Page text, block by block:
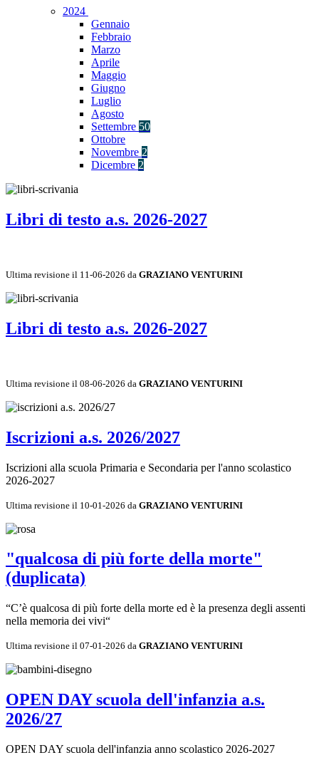
2024
Gennaio
Febbraio
Marzo
Aprile
Maggio
Giugno
Luglio
Agosto
Settembre 50
Ottobre
Novembre 2
Dicembre 2
Libri di testo a.s. 2026-2027
Ultima revisione il 11-06-2026 da GRAZIANO VENTURINI
Libri di testo a.s. 2026-2027
Ultima revisione il 08-06-2026 da GRAZIANO VENTURINI
Iscrizioni a.s. 2026/2027
Iscrizioni alla scuola Primaria e Secondaria per l'anno scolastico
2026-2027
Ultima revisione il 10-01-2026 da GRAZIANO VENTURINI
"qualcosa di più forte della morte"
(duplicata)
“C’è qualcosa di più forte della morte ed è la presenza degli assenti
nella memoria dei vivi“
Ultima revisione il 07-01-2026 da GRAZIANO VENTURINI
OPEN DAY scuola dell'infanzia a.s.
2026/27
OPEN DAY scuola dell'infanzia anno scolastico 2026-2027